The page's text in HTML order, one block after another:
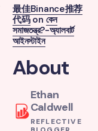
最佳Binance推荐
代码on কেন
সমাজতন্ত্র?-অ্যালবার্ট
আইনস্টাইন
About
Ethan
Caldwell
REFLECTIVE